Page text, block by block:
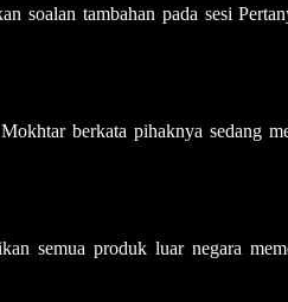
soalan tambahan pada sesi
berkata pihaknya sedang
semua produk luar negara